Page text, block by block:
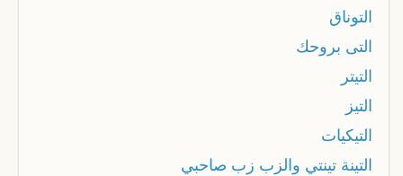
التوناق
التى بروحك
التيتر
التيز
التيكيات
التينة تينتي والزب زب صاحبي